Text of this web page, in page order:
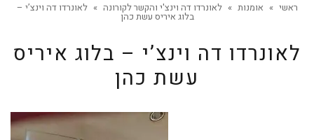
ראשי » אומנות » לאונרדו דה וינצ'י והקשר לקורונה » לאונרדו דה וינצ’י –
בלוג איריס עשת כהן
לאונרדו דה וינצ’י – בלוג איריס
עשת כהן